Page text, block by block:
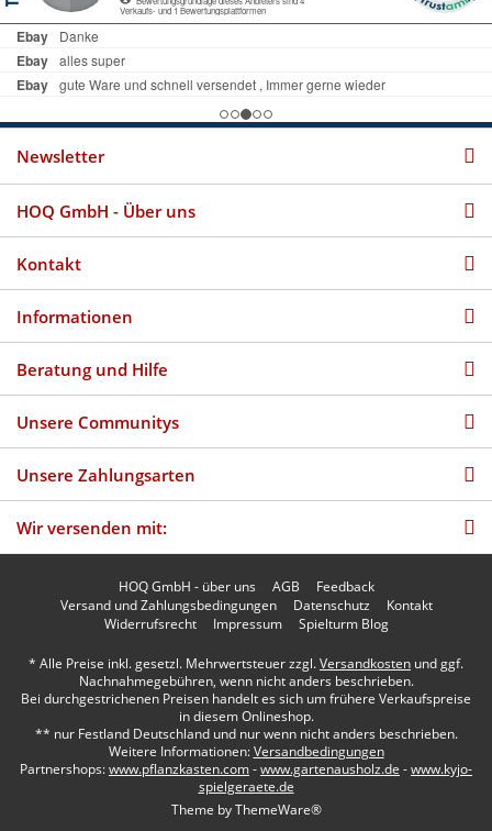
Newsletter
HOQ GmbH - Über uns
Kontakt
Informationen
Beratung und Hilfe
Unsere Communitys
Unsere Zahlungsarten
Wir versenden mit:
HOQ GmbH - über uns AGB
Feedback
Versand und Zahlungsbedingungen
Datenschutz
Kontakt
Widerrufsrecht
Impressum Spielturm Blog
* Alle Preise inkl. gesetzl. Mehrwertsteuer zzgl.Versandkosten und ggf.
Nachnahmegebühren, wenn nicht anders beschrieben.
Bei durchgestrichenen Preisen handelt es sich um frühere Verkaufspreise
in diesem Onlineshop.
** nur Festland Deutschland und nur wenn nicht anders beschrieben.
Weitere Informationen:Versandbedingungen
Partnershops:www.pflanzkasten.com-www.gartenausholz.de -www.kyjo-
spielgeraete.de
Theme byThemeWare®